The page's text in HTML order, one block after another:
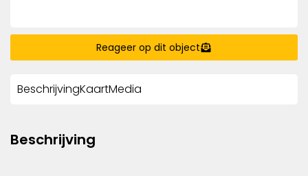
Reageer op dit object
BeschrijvingKaartMedia
Beschrijving